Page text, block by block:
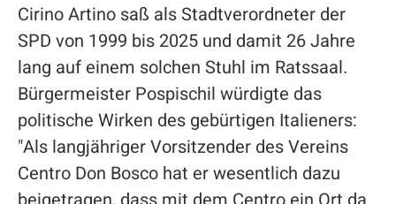
Cirino Artino saß als Stadtverordneter der
SPD von 1999 bis 2025 und damit 26 Jahre
lang auf einem solchen Stuhl im Ratssaal.
Bürgermeister Pospischil würdigte das
politische Wirken des gebürtigen Italieners:
"Als langjähriger Vorsitzender des Vereins
Centro Don Bosco hat er wesentlich dazu